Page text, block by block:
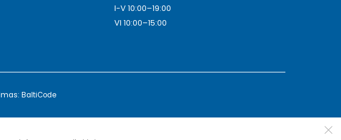
I-V 10:00–19:00
VI 10:00–15:00
BaltiCode